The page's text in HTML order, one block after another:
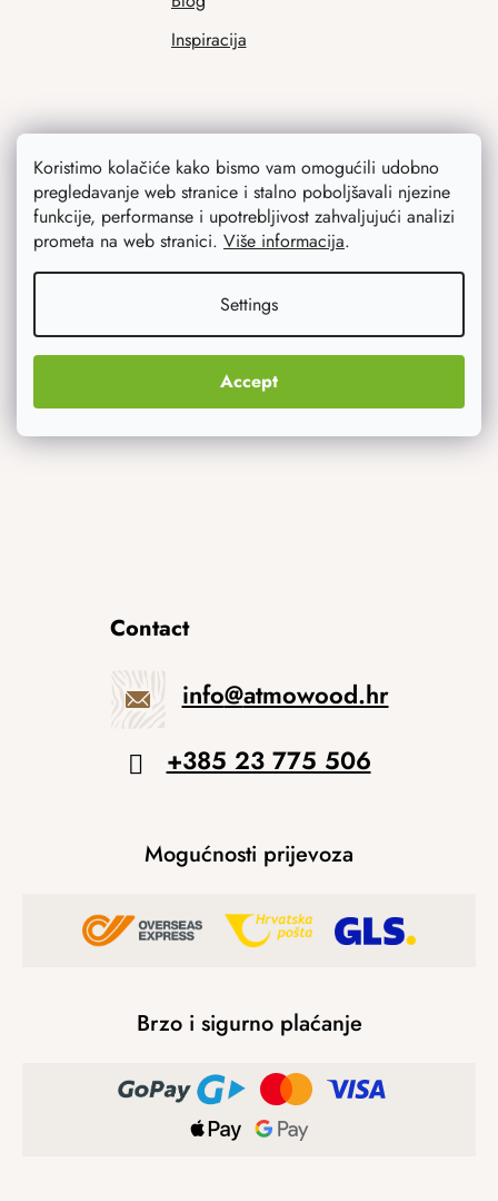
Koristimo kolačiće kako bismo vam omogućili udobno
pregledavanje web stranice i stalno poboljšavali njezine
funkcije, performanse i upotrebljivost zahvaljujući analizi
prometa na web stranici. Više informacija.
Settings
Accept
Inspiracija
Ono što vas najviše zanima
Originalni pokloni
Contact
info@atmowood.hr
+385 23 775 506
Mogućnosti prijevoza
Brzo i sigurno plaćanje